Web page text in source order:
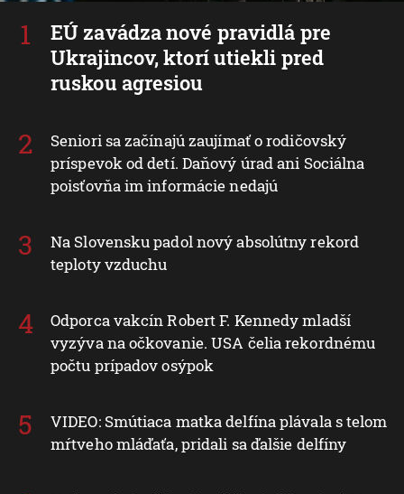
EÚ zavádza nové pravidlá pre
Ukrajincov, ktorí utiekli pred
ruskou agresiou
Seniori sa začínajú zaujímať o rodičovský
príspevok od detí. Daňový úrad ani Sociálna
poisťovňa im informácie nedajú
Na Slovensku padol nový absolútny rekord
teploty vzduchu
Odporca vakcín Robert F. Kennedy mladší
vyzýva na očkovanie. USA čelia rekordnému
počtu prípadov osýpok
VIDEO: Smútiaca matka delfína plávala s telom
mŕtveho mláďaťa, pridali sa ďalšie delfíny